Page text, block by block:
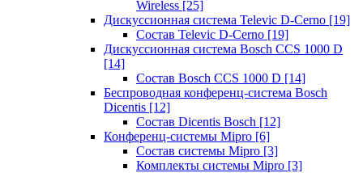
Wireless [25]
Дискуссионная система Televic D-Cerno [19]
Состав Televic D-Cerno [19]
Дискуссионная система Bosch CCS 1000 D
[14]
Состав Bosch CCS 1000 D [14]
Беспроводная конференц-система Bosch
Dicentis [12]
Состав Dicentis Bosch [12]
Конференц-системы Mipro [6]
Состав системы Mipro [3]
Комплекты системы Mipro [3]